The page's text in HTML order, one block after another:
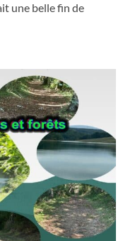
une belle fin de